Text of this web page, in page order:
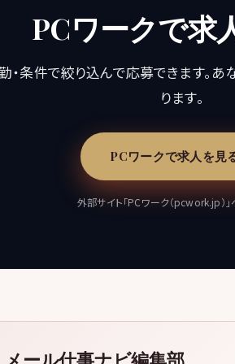
PCワークで求
・条件で絞り込んで応募できます。あ
ります。
PCワークで求人を見
外部サイト「PCワーク（pcwork.jp）
メール仕事ナビ編集部